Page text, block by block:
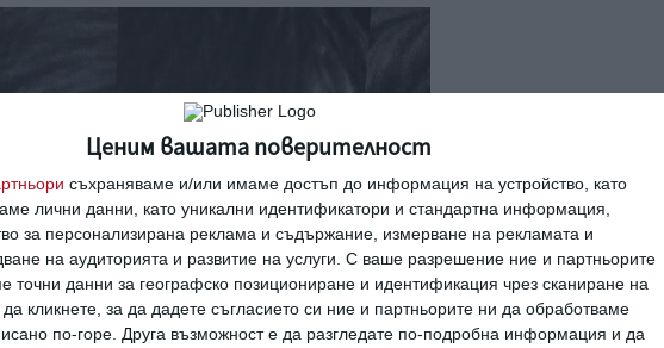
Ценим вашата поверителност
съхраняваме и/или имаме достъп до информация на устройство, като
лични данни, като уникални идентификатори и стандартна информация,
за персонализирана реклама и съдържание, измерване на рекламата и
на аудиторията и развитие на услуги. С ваше разрешение ние и партньорите
точни данни за географско позициониране и идентификация чрез сканиране на
кликнете, за да дадете съгласието си ние и партньорите ни да обработваме
по-горе. Друга възможност е да разгледате по-подробна информация и да